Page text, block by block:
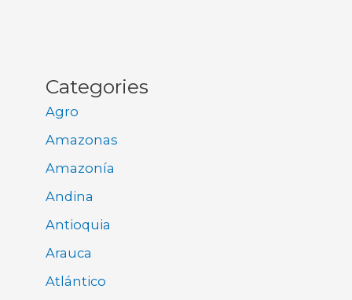
Categories
Agro
Amazonas
Amazonía
Andina
Antioquia
Arauca
Atlántico